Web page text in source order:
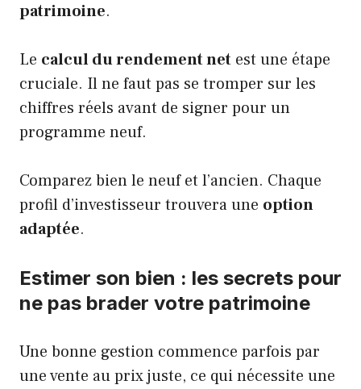
patrimoine.
Le calcul du rendement net est une étape
cruciale. Il ne faut pas se tromper sur les
chiffres réels avant de signer pour un
programme neuf.
Comparez bien le neuf et l’ancien. Chaque
profil d’investisseur trouvera une option
adaptée.
Estimer son bien : les secrets pour
ne pas brader votre patrimoine
Une bonne gestion commence parfois par
une vente au prix juste, ce qui nécessite une